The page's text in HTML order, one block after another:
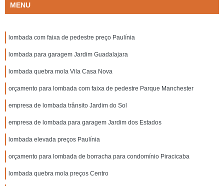
MENU
lombada com faixa de pedestre preço Paulínia
lombada para garagem Jardim Guadalajara
lombada quebra mola Vila Casa Nova
orçamento para lombada com faixa de pedestre Parque Manchester
empresa de lombada trânsito Jardim do Sol
empresa de lombada para garagem Jardim dos Estados
lombada elevada preços Paulínia
orçamento para lombada de borracha para condomínio Piracicaba
lombada quebra mola preços Centro